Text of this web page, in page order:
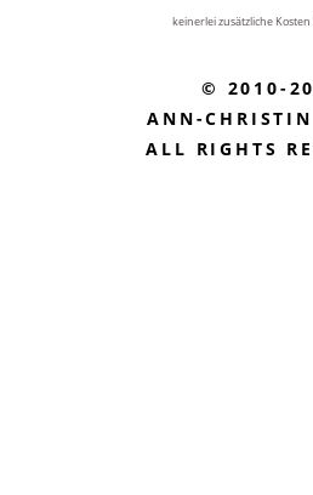
keinerlei zusätzliche
© 2010-
ANN-CHRISTIN
ALL RIGHTS